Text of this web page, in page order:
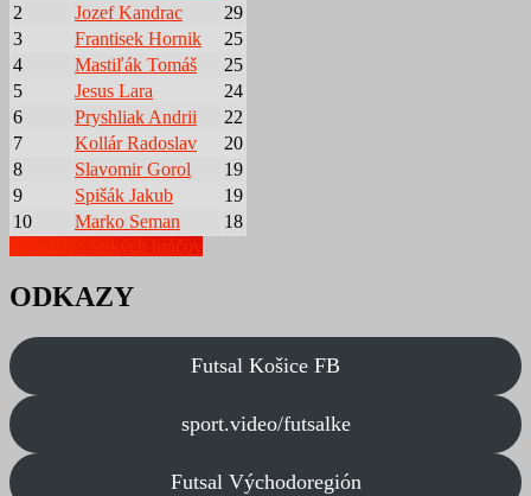
2
Jozef Kandrac
29
3
Frantisek Hornik
25
4
Mastiľák Tomáš
25
5
Jesus Lara
24
6
Pryshliak Andrii
22
7
Kollár Radoslav
20
8
Slavomir Gorol
19
9
Spišák Jakub
19
10
Marko Seman
18
Zobraziť všetkých hráčov
ODKAZY
Futsal Košice FB
sport.video/futsalke
Futsal Východoregión